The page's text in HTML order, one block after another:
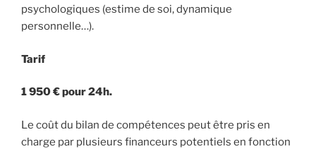
psychologiques (estime de soi, dynamique
personnelle…).
Tarif
1 950 € pour 24h.
Le coût du bilan de compétences peut être pris en
charge par plusieurs financeurs potentiels en fonction